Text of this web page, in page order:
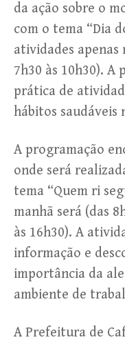
da ação sobre o
com o tema “Dia
atividades apenas
7h30 às 10h30).
prática de
hábitos saudáveis
A programação
onde será
tema “Quem ri
manhã será (das
às 16h30). A
informação e
importância da
ambiente de
A Prefeitura de